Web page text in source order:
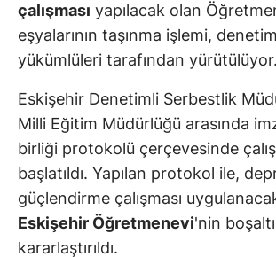
çalışması yapılacak olan
eşyalarının taşınma işlemi,
yükümlüleri tarafından yürütülüyor.
Eskişehir Denetimli Serbestlik
Milli Eğitim Müdürlüğü arasında
birliği protokolü çerçevesinde
başlatıldı. Yapılan protokol ile,
güçlendirme çalışması
Eskişehir Öğretmenevi'nin
kararlaştırıldı.